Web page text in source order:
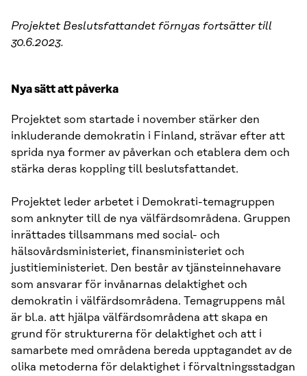
Projektet Beslutsfattandet förnyas fortsätter till
30.6.2023.
Nya sätt att påverka
Projektet som startade i november stärker den
inkluderande demokratin i Finland, strävar efter att
sprida nya former av påverkan och etablera dem och
stärka deras koppling till beslutsfattandet.
Projektet leder arbetet i Demokrati-temagruppen
som anknyter till de nya välfärdsområdena. Gruppen
inrättades tillsammans med social- och
hälsovårdsministeriet, finansministeriet och
justitieministeriet. Den består av tjänsteinnehavare
som ansvarar för invånarnas delaktighet och
demokratin i välfärdsområdena. Temagruppens mål
är bl.a. att hjälpa välfärdsområdena att skapa en
grund för strukturerna för delaktighet och att i
samarbete med områdena bereda upptagandet av de
olika metoderna för delaktighet i förvaltningsstadgan